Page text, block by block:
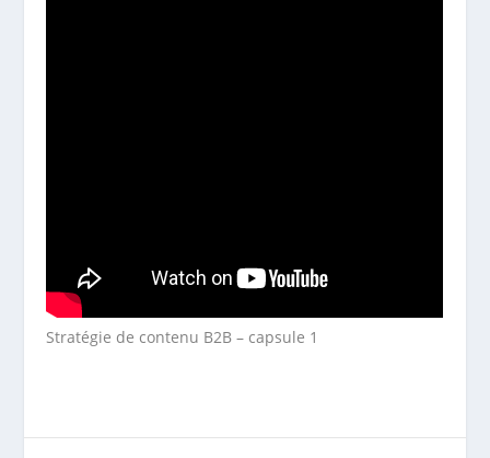
Stratégie de contenu B2B – capsule 1